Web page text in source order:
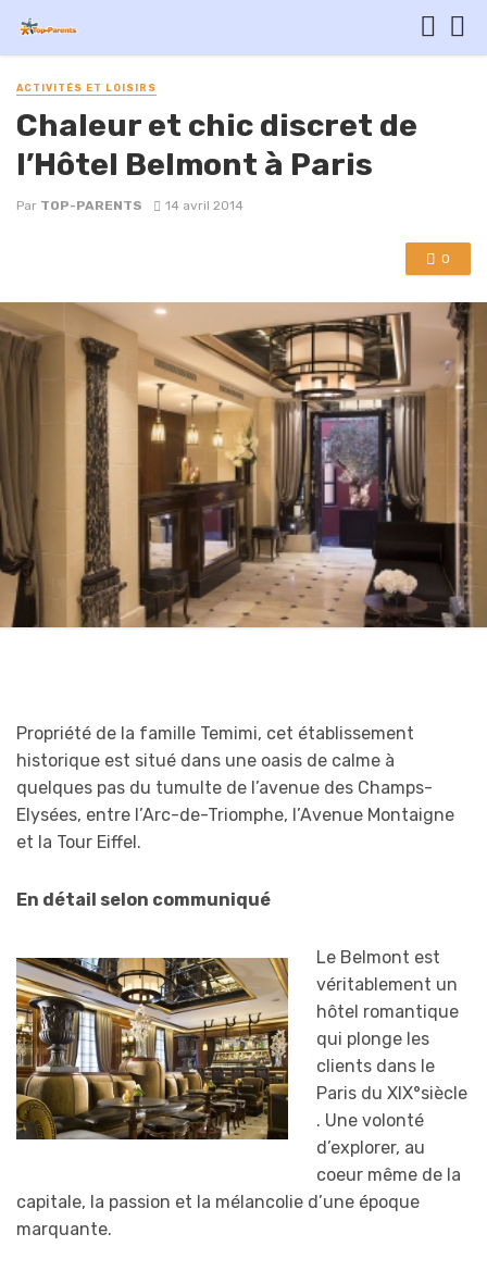
ACTIVITÉS ET LOISIRS
Chaleur et chic discret de
l’Hôtel Belmont à Paris
Par TOP-PARENTS 14 avril 2014
0
Propriété de la famille Temimi, cet établissement
historique est situé dans une oasis de calme à
quelques pas du tumulte de l’avenue des Champs-
Elysées, entre l’Arc-de-Triomphe, l’Avenue Montaigne
et la Tour Eiffel.
En détail selon communiqué
Le Belmont est
véritablement un
hôtel romantique
qui plonge les
clients dans le
Paris du XIX°siècle
. Une volonté
d’explorer, au
coeur même de la
capitale, la passion et la mélancolie d’une époque
marquante.